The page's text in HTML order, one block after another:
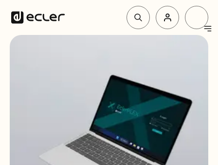
Unterstützung und Gemeinschaft